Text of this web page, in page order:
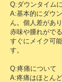
Q:ダウンタイム
A:基本的にダウ
ん。個人差があ
赤味や腫れがで
すぐにメイク可
す。
Q:疼痛について
A:疼痛はほとん